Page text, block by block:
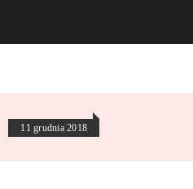
11 grudnia 2018